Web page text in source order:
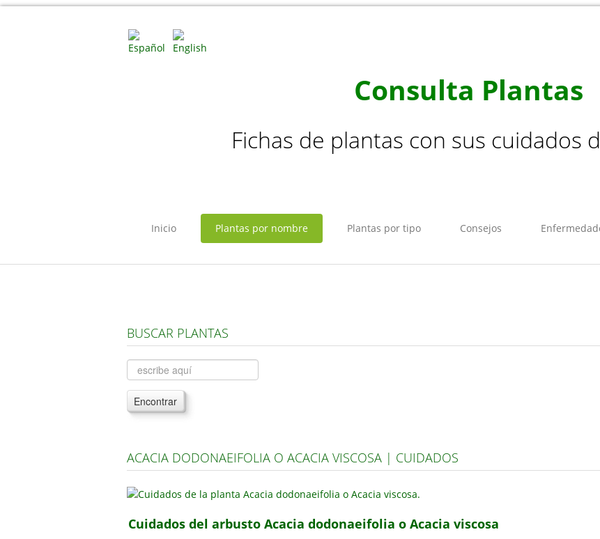
Consulta Plantas
Fichas de plantas con sus cuidados
Inicio Plantas por nombre Plantas por tipo Consejos
BUSCAR PLANTAS
Encontrar
ACACIA DODONAEIFOLIA O ACACIA VISCOSA | CUIDADOS
Cuidados del arbusto Acacia dodonaeifolia o Acacia viscosa